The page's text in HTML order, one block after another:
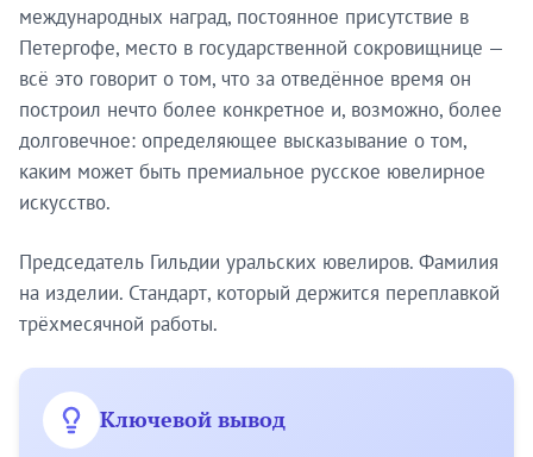
международных наград, постоянное присутствие в
Петергофе, место в государственной сокровищнице —
всё это говорит о том, что за отведённое время он
построил нечто более конкретное и, возможно, более
долговечное: определяющее высказывание о том,
каким может быть премиальное русское ювелирное
искусство.
Председатель Гильдии уральских ювелиров. Фамилия
на изделии. Стандарт, который держится переплавкой
трёхмесячной работы.
Ключевой вывод